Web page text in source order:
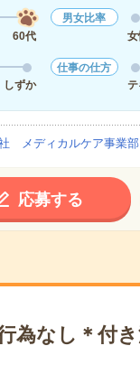
60代
男女比率
女
しずか
仕事の仕方
テ
メディカルケア事業部
応募する
為なし＊付